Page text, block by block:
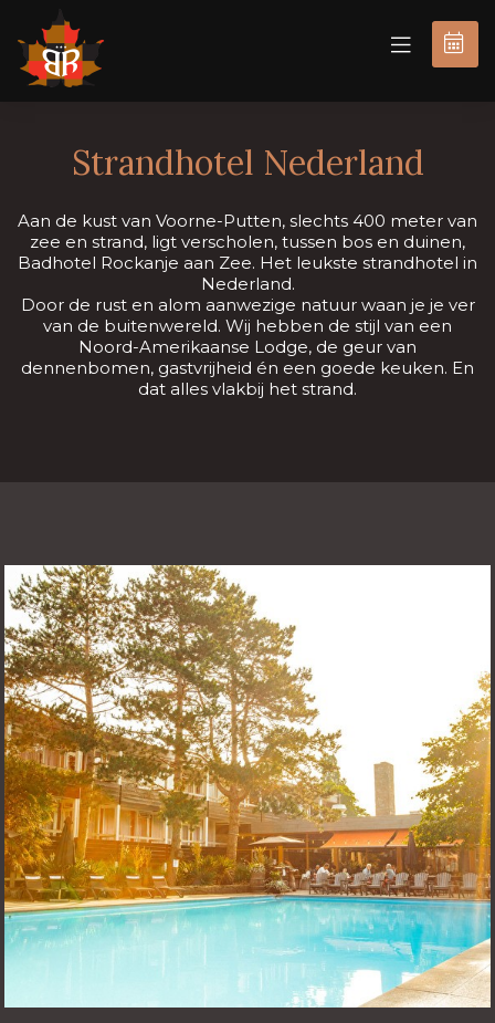
Strandhotel Nederland
Aan de kust van Voorne-Putten, slechts 400 meter van
zee en strand, ligt verscholen, tussen bos en duinen,
Badhotel Rockanje aan Zee. Het leukste strandhotel in
Nederland.
Door de rust en alom aanwezige natuur waan je je ver
van de buitenwereld. Wij hebben de stijl van een
Noord-Amerikaanse Lodge, de geur van
dennenbomen, gastvrijheid én een goede keuken. En
dat alles vlakbij het strand.